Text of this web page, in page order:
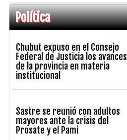
Política
Chubut expuso en el Consejo
Federal de Justicia los avances
de la provincia en materia
institucional
Sastre se reunió con adultos
mayores ante la crisis del
Prosate y el Pami